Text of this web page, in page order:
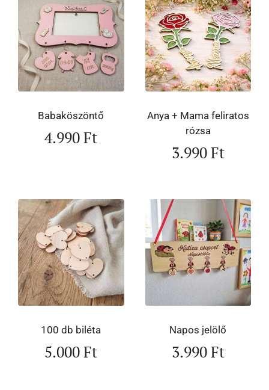
Babaköszöntő
4.990Ft
Anya + Mama feliratos
rózsa
3.990Ft
100 db biléta
5.000Ft
Napos jelölő
3.990Ft